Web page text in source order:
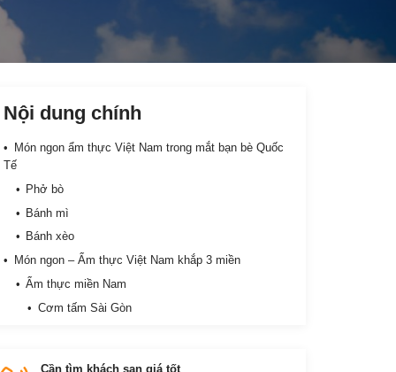
Nội dung chính
Món ngon ẩm thực Việt Nam trong mắt bạn bè Quốc
Tế
Phở bò
Bánh mì
Bánh xèo
Món ngon – Ẩm thực Việt Nam khắp 3 miền
Ẩm thực miền Nam
Cơm tấm Sài Gòn
Cần tìm khách sạn giá tốt